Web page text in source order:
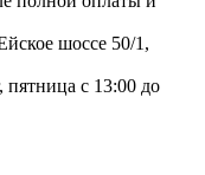
шоссе 50/1,
пятница с 13:00 до